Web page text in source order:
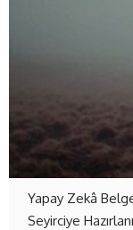
Yapay Zekâ
Seyirciye